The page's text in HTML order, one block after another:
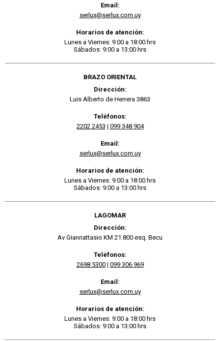
Email:
serlux@serlux.com.uy
Horarios de atención:
Lunes a Viernes: 9:00 a 18:00 hrs
Sábados: 9:00 a 13:00 hrs
BRAZO ORIENTAL
Dirección:
Luis Alberto de Herrera 3863
Teléfonos:
2202 2453 | 099 348 904
Email:
serlux@serlux.com.uy
Horarios de atención:
Lunes a Viernes: 9:00 a 18:00 hrs
Sábados: 9:00 a 13:00 hrs
LAGOMAR
Dirección:
Av Giannattasio KM 21.800 esq. Becu
Teléfonos:
2698 5300| 099 306 969
Email:
serlux@serlux.com.uy
Horarios de atención:
Lunes a Viernes: 9:00 a 18:00 hrs
Sábados: 9:00 a 13:00 hrs